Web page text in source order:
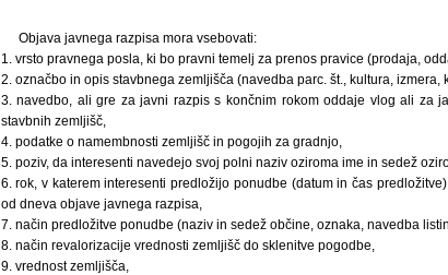
Objava javnega razpisa mora vsebovati:
1. vrsto pravnega posla, ki bo pravni temelj za prenos pravice (prodaja,
2. označbo in opis stavbnega zemljišča (navedba parc. št., kultura, izmera,
3. navedbo, ali gre za javni razpis s končnim rokom oddaje vlog ali za
stavbnih zemljišč,
4. podatke o namembnosti zemljišč in pogojih za gradnjo,
5. poziv, da interesenti navedejo svoj polni naziv oziroma ime in sedež
6. rok, v katerem interesenti predložijo ponudbe (datum in čas
od dneva objave javnega razpisa,
7. način predložitve ponudbe (naziv in sedež občine, oznaka, navedba
8. način revalorizacije vrednosti zemljišč do sklenitve pogodbe,
9. vrednost zemljišča,